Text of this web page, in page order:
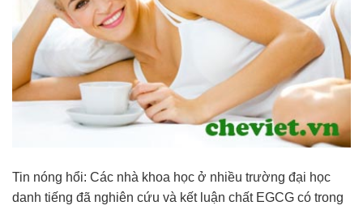
Tin nóng hổi: Các nhà khoa học ở nhiều trường đại học
danh tiếng đã nghiên cứu và kết luận chất EGCG có trong